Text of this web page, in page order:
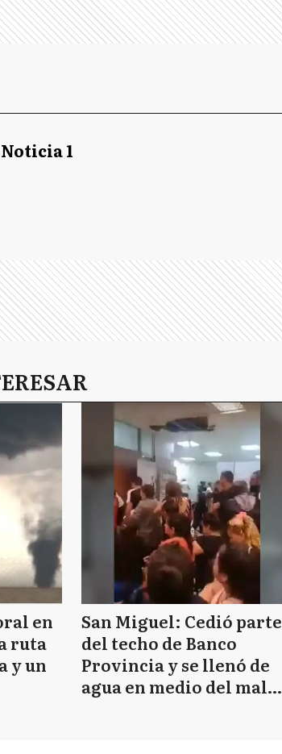
1
en
ruta
y un
San Miguel: Cedió parte
del techo de Banco
Provincia y se llenó de
agua en medio del mal